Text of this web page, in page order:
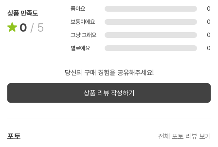
상품 만족도
0 / 5
좋아요
0
보통이에요
0
그냥 그래요
0
별로예요
0
당신의 구매 경험을 공유해주세요!
상품 리뷰 작성하기
포토 전체 포토 리뷰 보기